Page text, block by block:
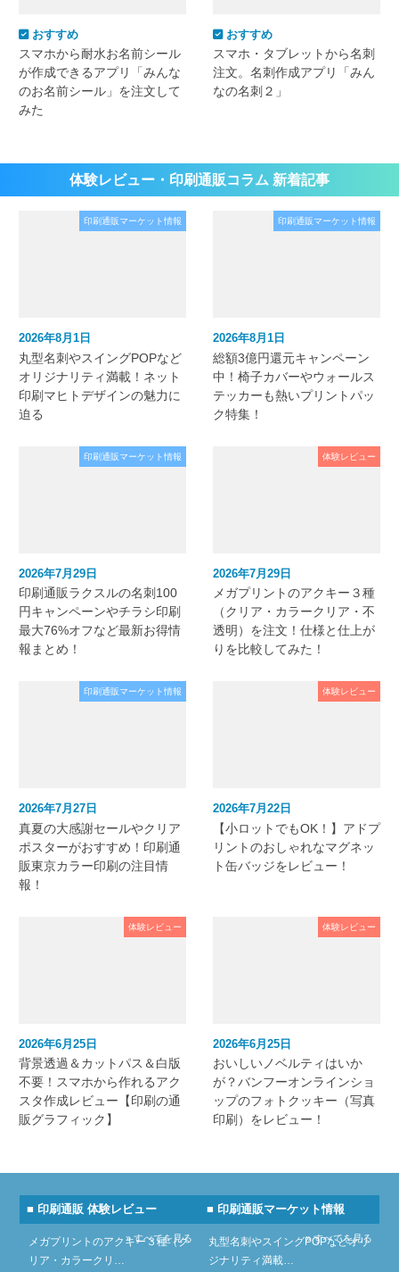
おすすめ
スマホから耐水お名前シール
が作成できるアプリ「みんな
のお名前シール」を注文して
みた
おすすめ
スマホ・タブレットから名刺
注文。名刺作成アプリ「みん
なの名刺２」
体験レビュー・印刷通販コラム 新着記事
印刷通販マーケット情報
2026年8月1日
丸型名刺やスイングPOPなど
オリジナリティ満載！ネット
印刷マヒトデザインの魅力に
迫る
印刷通販マーケット情報
2026年8月1日
総額3億円還元キャンペーン
中！椅子カバーやウォールス
テッカーも熱いプリントパッ
ク特集！
印刷通販マーケット情報
2026年7月29日
印刷通販ラクスルの名刺100
円キャンペーンやチラシ印刷
最大76%オフなど最新お得情
報まとめ！
体験レビュー
2026年7月29日
メガプリントのアクキー３種
（クリア・カラークリア・不
透明）を注文！仕様と仕上が
りを比較してみた！
印刷通販マーケット情報
2026年7月27日
真夏の大感謝セールやクリア
ポスターがおすすめ！印刷通
販東京カラー印刷の注目情
報！
体験レビュー
2026年7月22日
【小ロットでもOK！】アドプ
リントのおしゃれなマグネッ
ト缶バッジをレビュー！
体験レビュー
2026年6月25日
背景透過＆カットパス＆白版
不要！スマホから作れるアク
スタ作成レビュー【印刷の通
販グラフィック】
体験レビュー
2026年6月25日
おいしいノベルティはいか
が？バンフーオンラインショ
ップのフォトクッキー（写真
印刷）をレビュー！
■ 印刷通販 体験レビュー
» すべてを見る
メガプリントのアクキー３種（ク
リア・カラークリ…
■ 印刷通販マーケット情報
» すべてを見る
丸型名刺やスイングPOPなどオリ
ジナリティ満載…